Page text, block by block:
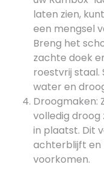
laten zien,
een mengsel
Breng het
zachte doek
roestvrij staal.
water en
Droogmaken:
volledig droog
in plaatst. Dit
achterblijft en
voorkomen.